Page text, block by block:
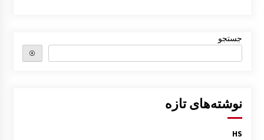
جستجو
⦿
نوشته‌های تازه
HS